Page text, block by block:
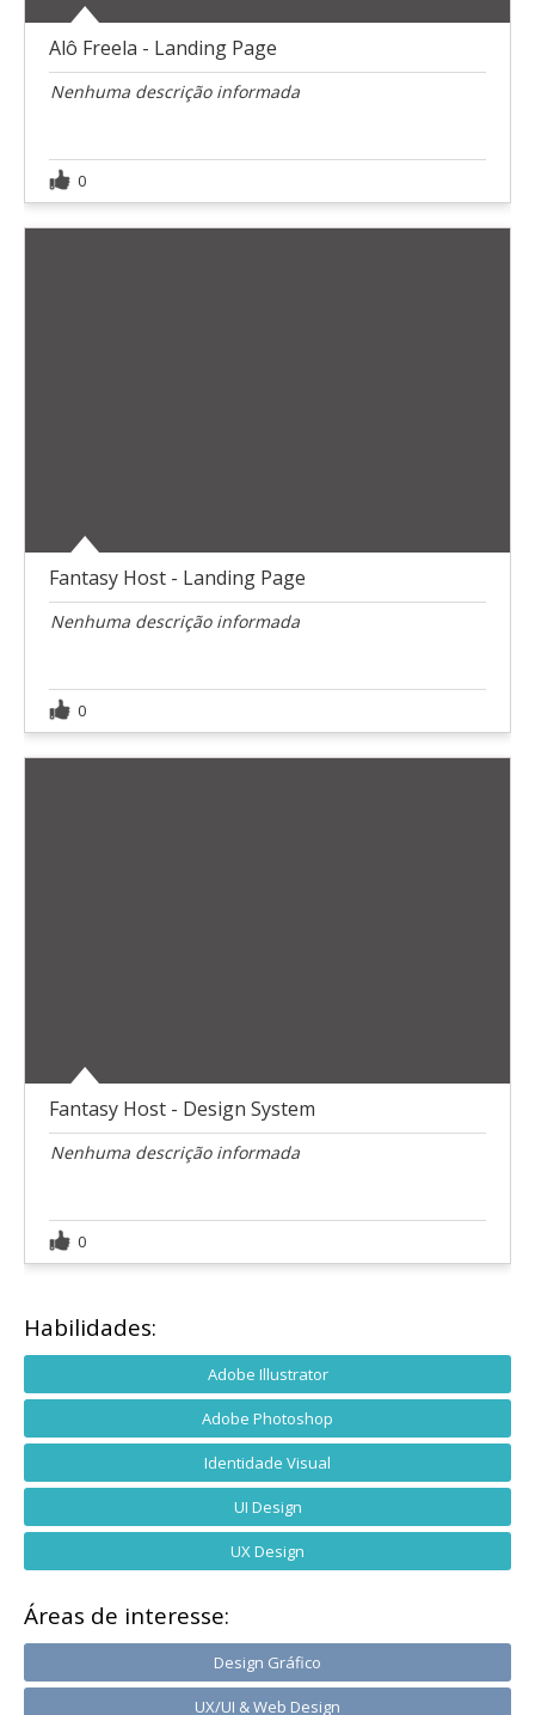
Alô Freela - Landing Page
Nenhuma descrição informada
0
Fantasy Host - Landing Page
Nenhuma descrição informada
0
Fantasy Host - Design System
Nenhuma descrição informada
0
Habilidades:
Adobe Illustrator
Adobe Photoshop
Identidade Visual
UI Design
UX Design
Áreas de interesse:
Design Gráfico
UX/UI & Web Design